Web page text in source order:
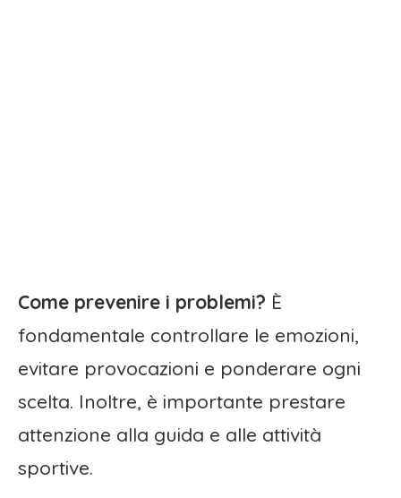
Come prevenire i problemi? È
fondamentale controllare le emozioni,
evitare provocazioni e ponderare ogni
scelta. Inoltre, è importante prestare
attenzione alla guida e alle attività
sportive.